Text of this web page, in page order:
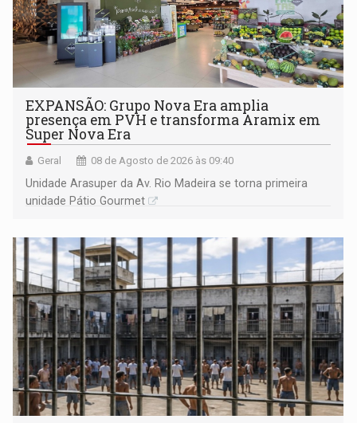
EXPANSÃO: Grupo Nova Era amplia
presença em PVH e transforma Aramix em
Super Nova Era
Geral 08 de Agosto de 2026 às 09:40
Unidade Arasuper da Av. Rio Madeira se torna primeira
unidade Pátio Gourmet